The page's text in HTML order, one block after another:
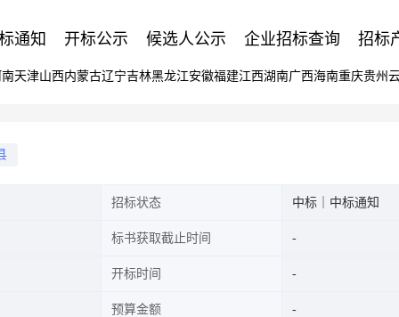
通知 开标公示 候选人公示 企业招标查询 招标
天津山西内蒙古辽宁吉林黑龙江安徽福建江西湖南广西海南重庆贵州
招标状态 中标｜中标通知
标书获取截止时间
开标时间
预算金额